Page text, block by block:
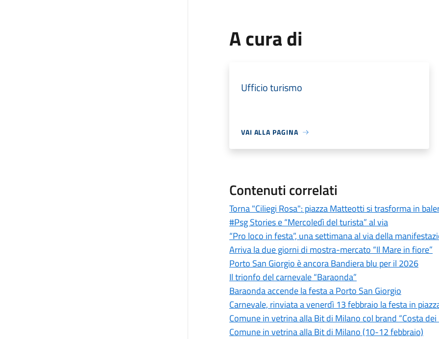
A cura di
Ufficio turismo
VAI ALLA PAGINA
Contenuti correlati
Torna "Ciliegi Rosa": piazza Matteotti si trasforma in
#Psg Stories e “Mercoledì del turista” al via
“Pro loco in festa”, una settimana al via della
Arriva la due giorni di mostra-mercato “Il Mare in fiore”
Porto San Giorgio è ancora Bandiera blu per il 2026
Il trionfo del carnevale “Baraonda”
Baraonda accende la festa a Porto San Giorgio
Carnevale, rinviata a venerdì 13 febbraio la festa in
Comune in vetrina alla Bit di Milano col brand “Costa dei
Comune in vetrina alla Bit di Milano (10-12 febbraio)